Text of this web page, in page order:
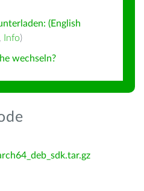
(English
Info)
wechseln?